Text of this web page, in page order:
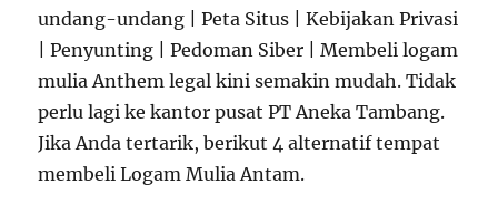
undang-undang | Peta Situs | Kebijakan Privasi
| Penyunting | Pedoman Siber | Membeli logam
mulia Anthem legal kini semakin mudah. Tidak
perlu lagi ke kantor pusat PT Aneka Tambang.
Jika Anda tertarik, berikut 4 alternatif tempat
membeli Logam Mulia Antam.